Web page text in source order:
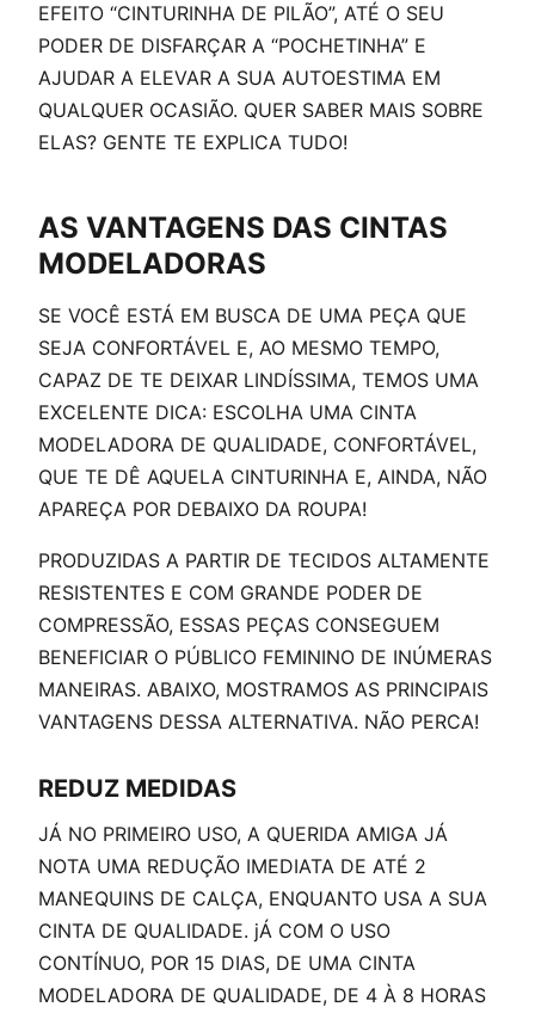
EFEITO “CINTURINHA DE PILÃO”, ATÉ O SEU
PODER DE DISFARÇAR A “POCHETINHA” E
AJUDAR A ELEVAR A SUA AUTOESTIMA EM
QUALQUER OCASIÃO. QUER SABER MAIS SOBRE
ELAS? GENTE TE EXPLICA TUDO!
AS VANTAGENS DAS CINTAS
MODELADORAS
SE VOCÊ ESTÁ EM BUSCA DE UMA PEÇA QUE
SEJA CONFORTÁVEL E, AO MESMO TEMPO,
CAPAZ DE TE DEIXAR LINDÍSSIMA, TEMOS UMA
EXCELENTE DICA: ESCOLHA UMA CINTA
MODELADORA DE QUALIDADE, CONFORTÁVEL,
QUE TE DÊ AQUELA CINTURINHA E, AINDA, NÃO
APAREÇA POR DEBAIXO DA ROUPA!
PRODUZIDAS A PARTIR DE TECIDOS ALTAMENTE
RESISTENTES E COM GRANDE PODER DE
COMPRESSÃO, ESSAS PEÇAS CONSEGUEM
BENEFICIAR O PÚBLICO FEMININO DE INÚMERAS
MANEIRAS. ABAIXO, MOSTRAMOS AS PRINCIPAIS
VANTAGENS DESSA ALTERNATIVA. NÃO PERCA!
REDUZ MEDIDAS
JÁ NO PRIMEIRO USO, A QUERIDA AMIGA JÁ
NOTA UMA REDUÇÃO IMEDIATA DE ATÉ 2
MANEQUINS DE CALÇA, ENQUANTO USA A SUA
CINTA DE QUALIDADE. jÁ COM O USO
CONTÍNUO, POR 15 DIAS, DE UMA CINTA
MODELADORA DE QUALIDADE, DE 4 À 8 HORAS